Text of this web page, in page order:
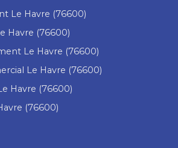
Le Havre (76600)
Havre (76600)
Le Havre (76600)
Le Havre (76600)
Havre (76600)
(76600)